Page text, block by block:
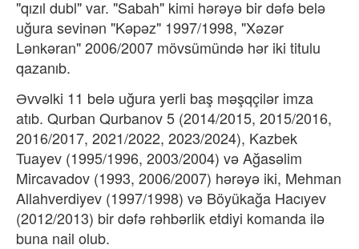
"qızıl dubl" var. "Sabah" kimi hərəyə bir dəfə belə
uğura sevinən "Kəpəz" 1997/1998, "Xəzər
Lənkəran" 2006/2007 mövsümündə hər iki titulu
qazanıb.
Əvvəlki 11 belə uğura yerli baş məşqçilər imza
atıb. Qurban Qurbanov 5 (2014/2015, 2015/2016,
2016/2017, 2021/2022, 2023/2024), Kazbek
Tuayev (1995/1996, 2003/2004) və Ağasəlim
Mircavadov (1993, 2006/2007) hərəyə iki, Mehman
Allahverdiyev (1997/1998) və Böyükağa Hacıyev
(2012/2013) bir dəfə rəhbərlik etdiyi komanda ilə
buna nail olub.